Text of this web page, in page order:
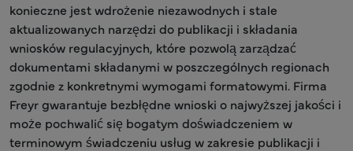
konieczne jest wdrożenie niezawodnych i stale
aktualizowanych narzędzi do publikacji i składania
wniosków regulacyjnych, które pozwolą zarządzać
dokumentami składanymi w poszczególnych regionach
zgodnie z konkretnymi wymogami formatowymi. Firma
Freyr gwarantuje bezbłędne wnioski o najwyższej jakości i
może pochwalić się bogatym doświadczeniem w
terminowym świadczeniu usług w zakresie publikacji i